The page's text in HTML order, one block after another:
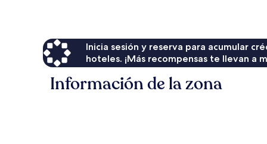
Inicia sesión y reserva para acumular
hoteles. ¡Más recompensas te llevan a
Información de la zona